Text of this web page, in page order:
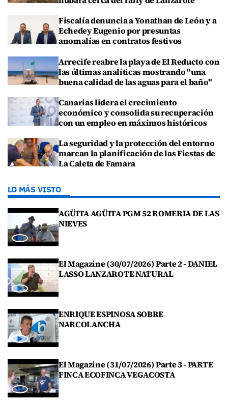
Fiscalía denuncia a Yonathan de León y a
Echedey Eugenio por presuntas
anomalías en contratos festivos
Arrecife reabre la playa de El Reducto con
las últimas analíticas mostrando "una
buena calidad de las aguas para el baño"
Canarias lidera el crecimiento
económico y consolida su recuperación
con un empleo en máximos históricos
La seguridad y la protección del entorno
marcan la planificación de las Fiestas de
La Caleta de Famara
LO MÁS VISTO
AGÜITA AGÜITA PGM 52 ROMERIA DE LAS
NIEVES
El Magazine (30/07/2026) Parte 2 - DANIEL
LASSO LANZAROTE NATURAL
ENRIQUE ESPINOSA SOBRE
NARCOLANCHA
El Magazine (31/07/2026) Parte 3 - PARTE
FINCA ECOFINCA VEGACOSTA